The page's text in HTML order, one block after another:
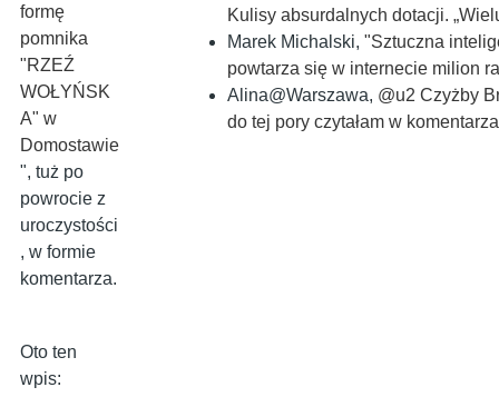
formę
pomnika
"RZEŹ
WOŁYŃSK
A" w
Domostawie
", tuż po
powrocie z
uroczystości
, w formie
komentarza.
Oto ten
wpis:
Kulisy absurdalnych dotacji.
Marek Michalski, "Sztuczna
powtarza się w internecie milion
Alina@Warszawa, @u2 Czyżby
do tej pory czytałam w